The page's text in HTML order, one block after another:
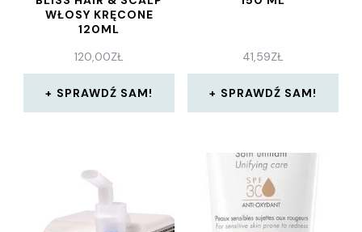
WŁOSY KRĘCONE
120ML
120,00ZŁ
SPRAWDŹ SAM!
41,59ZŁ
SPRAWDŹ SAM!